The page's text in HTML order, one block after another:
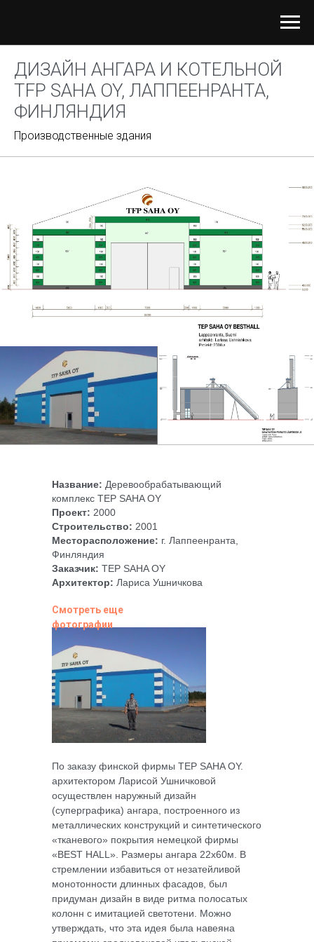
ДИЗАЙН АНГАРА И КОТЕЛЬНОЙ
TFP SAHA OY, ЛАППЕЕНРАНТА,
ФИНЛЯНДИЯ
Производственные здания
Название: Деревообрабатывающий
комплекс TEP SAHA OY
Проект: 2000
Строительство: 2001
Месторасположение: г. Лаппеенранта,
Финляндия
Заказчик: TEP SAHA OY
Архитектор: Лариса Ушничкова
По заказу финской фирмы TEP SAHA OY.
архитектором Ларисой Ушничковой
осуществлен наружный дизайн
(суперграфика) ангара, построенного из
металлических конструкций и синтетического
«тканевого» покрытия немецкой фирмы
«BEST HALL». Размеры ангара 22х60м. В
стремлении избавиться от незатейливой
монотонности длинных фасадов, был
придуман дизайн в виде ритма полосатых
колонн с имитацией светотени. Можно
утверждать, что эта идея была навеяна
Смотреть еще
фотографии